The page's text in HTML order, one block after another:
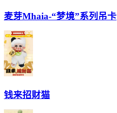
麦芽Mhaia-“梦境”系列吊卡
钱来招财猫